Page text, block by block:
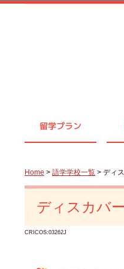
留学プラン
Home > 語学学校一覧 > ディ
ディスカバ
CRICOS:03262J